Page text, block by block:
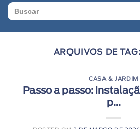
Search
for:
ARQUIVOS DE TAG:
CASA & JARDIM
Passo a passo:
p...